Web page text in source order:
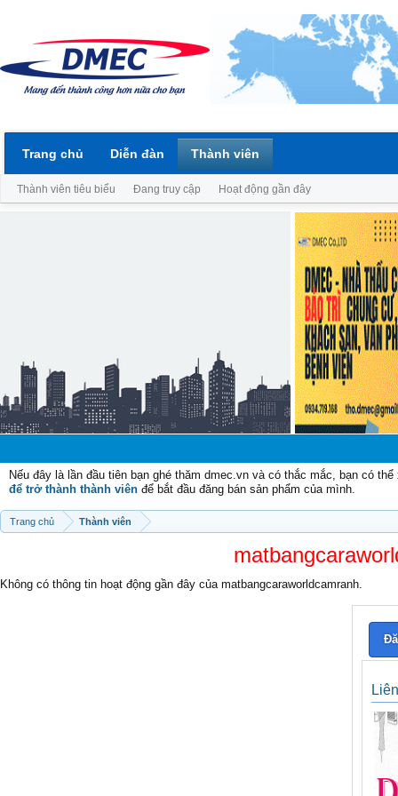
Nếu đây là lần đầu tiên bạn ghé thăm dmec.vn và có thắc mắc, bạn có
để trở thành thành viên để bắt đầu đăng bán sản phẩm của mình.
Trang chủ Thành viên
Không có thông tin hoạt động gần đây của matbangcaraworldcamranh.
Trang chủ Diễn đàn Thành viên
Thành viên tiêu biểu Đang truy cập Hoạt động gần đây